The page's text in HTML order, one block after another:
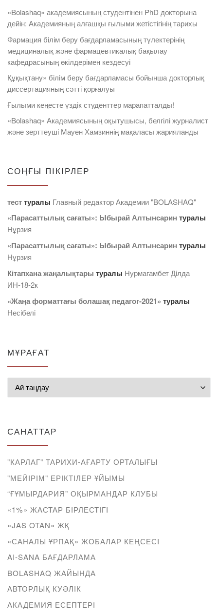
«Bolashaq» академиясының студентінен PhD докторына
дейін: Академияның алғашқы ғылыми жетістігінің тарихы
Фармация білім беру бағдарламасының түлектерінің
медициналық және фармацевтикалық бақылау
кафедрасының өкілдерімен кездесуі
Құқықтану» білім беру бағдарламасы бойынша докторлық
диссертацияның сәтті қорғалуы
Ғылыми кеңесте үздік студенттер марапатталды!
«Bolashaq» Академиясының оқытушысы, белгілі журналист
және зерттеуші Мауен Хамзиннің мақаласы жарияланды
СОҢҒЫ ПІКІРЛЕР
тесттуралы Главный редактор Академии "BOLASHAQ"
«Парасаттылық сағаты»: Ыбырай Алтынсарин туралы
Нұрзия
«Парасаттылық сағаты»: Ыбырай Алтынсарин туралы
Нұрзия
Кітапхана жаңалықтары туралы Нурмагамбет Дiлда
ИН-18-2к
«Жаңа форматтағы болашақ педагог-2021» туралы
Несібелі
МҰРАҒАТ
САНАТТАР
"КАРЛАГ" ТАРИХИ-АҒАРТУ ОРТАЛЫҒЫ
"МЕЙІРІМ" ЕРІКТІЛЕР ҰЙЫМЫ
“ҒҰМЫРДАРИЯ” ОҚЫРМАНДАР КЛУБЫ
«1%» ЖАСТАР БІРЛЕСТІГІ
«JAS OTAN» ЖҚ
«САНАЛЫ ҰРПАҚ» ЖОБАЛАР КЕҢСЕСІ
AI-SANA БАҒДАРЛАМА
BOLASHAQ ЖАЙЫНДА
АВТОРЛЫҚ КУӘЛІК
АКАДЕМИЯ ЕСЕПТЕРІ